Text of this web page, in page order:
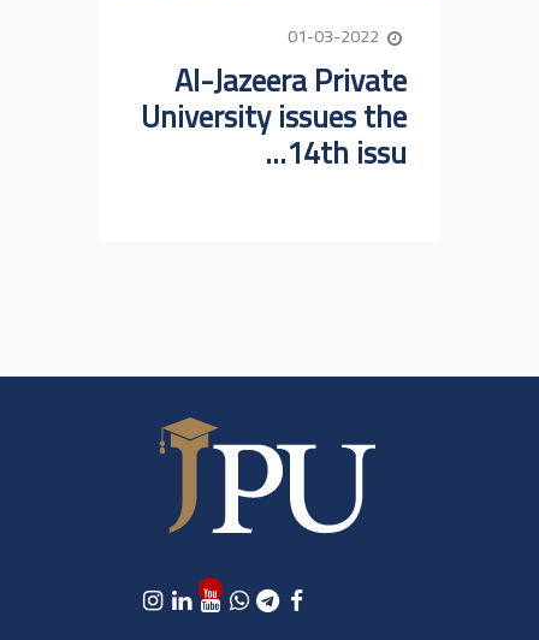
Al-Jazeera Private
University issues the
14th issu...